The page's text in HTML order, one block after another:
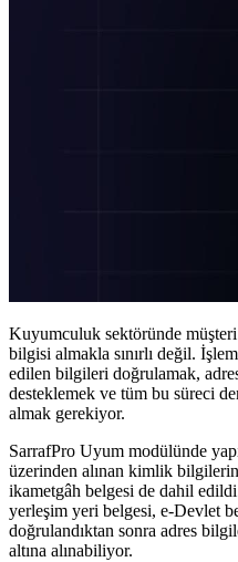
Kuyumculuk sektöründe
bilgisi almakla sınırlı değil.
edilen bilgileri doğrulamak,
desteklemek ve tüm bu süreci
almak gerekiyor.
SarrafPro Uyum modülünde
üzerinden alınan kimlik
ikametgâh belgesi de dahil
yerleşim yeri belgesi, e-Devlet
doğrulandıktan sonra adres
altına alınabiliyor.